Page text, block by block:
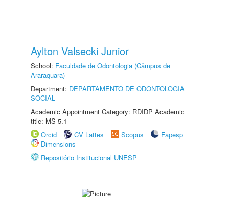
Aylton Valsecki Junior
School: Faculdade de Odontologia (Câmpus de
Araraquara)
Department: DEPARTAMENTO DE ODONTOLOGIA
SOCIAL
Academic Appointment Category: RDIDP Academic
title: MS-5.1
Orcid
CV Lattes Scopus
Fapesp
Dimensions
Repositório Institucional UNESP